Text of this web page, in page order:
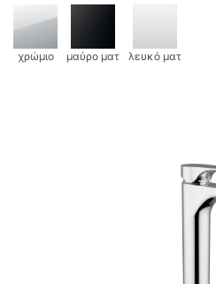
χρώμιο μαύρο ματ λευκό ματ